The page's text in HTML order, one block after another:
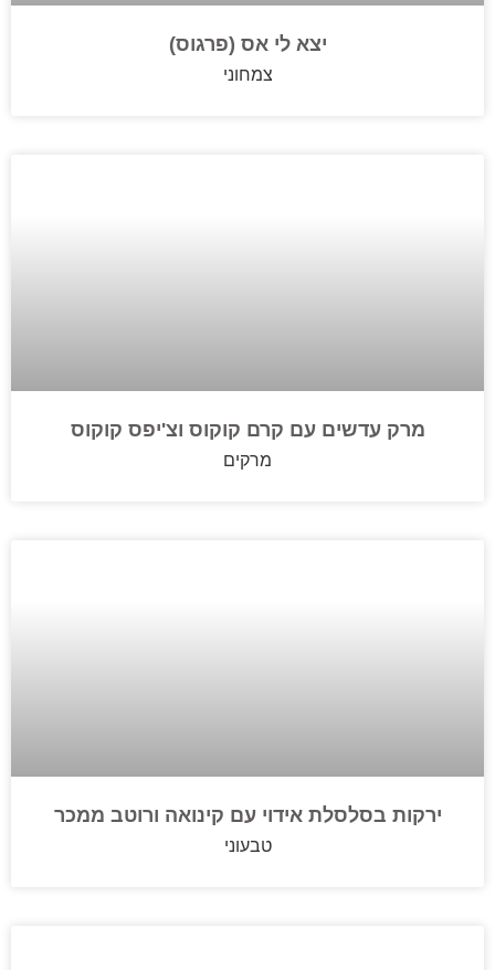
יצא לי אס (פרגוס)
צמחוני
מרק עדשים עם קרם קוקוס וצ'יפס קוקוס
מרקים
ירקות בסלסלת אידוי עם קינואה ורוטב ממכר
טבעוני